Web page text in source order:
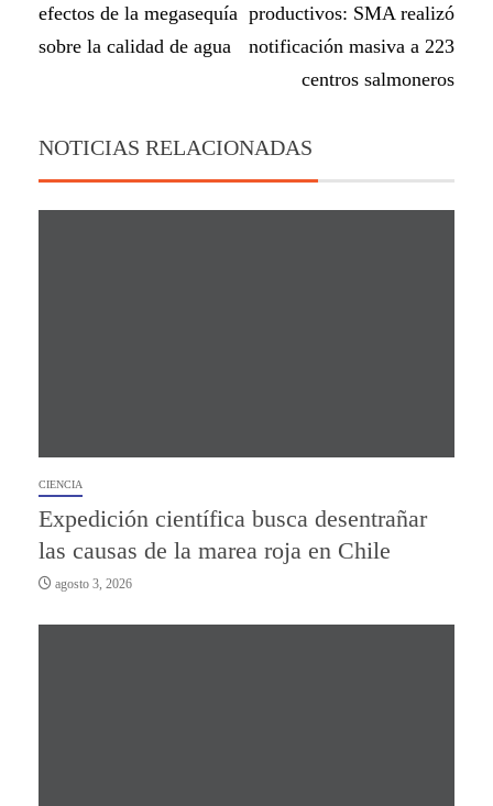
efectos de la megasequía
sobre la calidad de agua
productivos: SMA realizó
notificación masiva a 223
centros salmoneros
NOTICIAS RELACIONADAS
CIENCIA
Expedición científica busca desentrañar
las causas de la marea roja en Chile
agosto 3, 2026